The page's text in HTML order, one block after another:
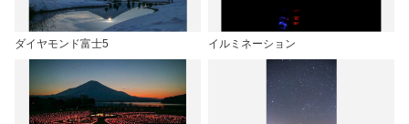
ダイヤモンド富士5 イルミネーション